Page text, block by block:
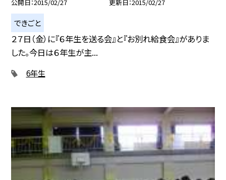
公開日 2015/02/27 更新日 2015/02/27
できごと
２７日（金）に『６年生を送る会』と『お別れ給食会』がありま
した。今日は６年生が主...
6年生